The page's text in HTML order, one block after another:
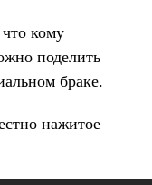
что кому
поделить
браке.
нажитое